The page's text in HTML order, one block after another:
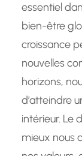
essentiel
bien-être
croissance
nouvelles
horizons,
d’atteindre
intérieur. Le
mieux nous